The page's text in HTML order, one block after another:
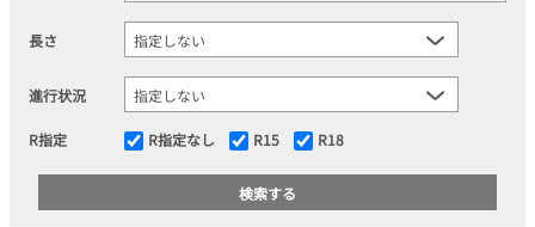
長さ
進行状況
R指定 R指定なし R15 R18